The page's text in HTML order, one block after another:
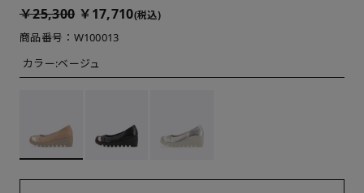
￥25,300 ￥17,710(税込)
商品番号：W100013
カラー:ベージュ